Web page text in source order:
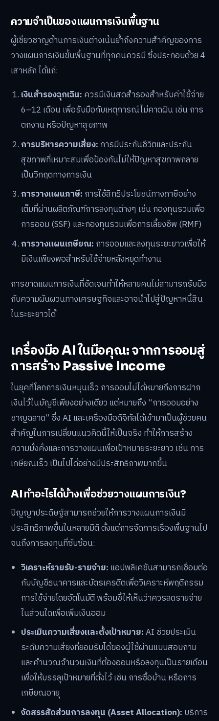
ความจำเป็นของแผนการเงินพื้นฐาน
ผู้เชี่ยวชาญด้านการเงินต่างเน้นย้ำถึงความสำคัญของการ
วางแผนการเงินขั้นพื้นฐานที่ทุกคนควรมี ซึ่งประกอบด้วย 4
เสาหลัก ได้แก่:
เงินสำรองฉุกเฉิน: ควรมีเงินสดสำรองสำหรับค่าใช้จ่าย
6–12 เดือน เพื่อรับมือกับเหตุการณ์ไม่คาดฝัน เช่น การ
ตกงาน หรือปัญหาสุขภาพ
การบริหารความเสี่ยง: การมีประกันชีวิตและประกัน
สุขภาพที่เหมาะสมเพื่อป้องกันไม่ให้ปัญหาสุขภาพกลาย
เป็นวิกฤตทางการเงิน
การวางแผนภาษี: การใช้สิทธิประโยชน์ทางภาษีอย่าง
เต็มที่ผ่านผลิตภัณฑ์การลงทุนต่างๆ เช่น กองทุนรวมเพื่อ
การออม (SSF) และกองทุนรวมเพื่อการเลี้ยงชีพ (RMF)
การวางแผนเกษียณ: การออมและลงทุนระยะยาวเพื่อให้
มีเงินเพียงพอสำหรับใช้จ่ายหลังหยุดทำงาน
การขาดแผนการเงินที่ชัดเจนทำให้หลายคนไม่สามารถรับมือ
กับความผันผวนทางเศรษฐกิจและอาจนำไปสู่ปัญหาหนี้สิน
ในระยะยาวได้
เครื่องมือ AI ในมือคุณ: จากการออมสู่
การสร้าง Passive Income
ในยุคที่โลกการเงินหมุนเร็ว การออมไม่ได้หมายถึงการฝาก
เงินไว้ในบัญชีเพียงอย่างเดียว แต่หมายถึง “การออมอย่าง
ชาญฉลาด” ซึ่ง AI และเครื่องมือดิจิทัลได้เข้ามาเป็นผู้ช่วยคน
สำคัญในการเปลี่ยนแนวคิดนี้ให้เป็นจริง ทำให้การสร้าง
ความมั่งคั่งและการวางแผนเพื่อเป้าหมายระยะยาว เช่น การ
เกษียณเร็ว เป็นไปได้อย่างมีประสิทธิภาพมากขึ้น
AI ทำอะไรได้บ้างเพื่อช่วยวางแผนการเงิน?
ปัญญาประดิษฐ์สามารถช่วยให้การวางแผนการเงินมี
ประสิทธิภาพขึ้นในหลายมิติ ตั้งแต่การจัดการเรื่องพื้นฐานไป
จนถึงการลงทุนที่ซับซ้อน:
วิเคราะห์รายรับ-รายจ่าย: แอปพลิเคชันสามารถเชื่อมต่อ
กับบัญชีธนาคารและบัตรเครดิตเพื่อวิเคราะห์พฤติกรรม
การใช้จ่ายโดยอัตโนมัติ พร้อมชี้ให้เห็นว่าควรลดรายจ่าย
ในส่วนใดเพื่อเพิ่มเงินออม
ประเมินความเสี่ยงและตั้งเป้าหมาย:AI ช่วยประเมิน
ระดับความเสี่ยงที่ยอมรับได้ของผู้ใช้ผ่านแบบสอบถาม
และคำนวณจำนวนเงินที่ต้องออมหรือลงทุนเป็นรายเดือน
เพื่อให้บรรลุเป้าหมายที่ตั้งไว้ เช่น การซื้อบ้าน หรือการ
เกษียณอายุ
จัดสรรสัดส่วนการลงทุน (Asset Allocation): บริการ